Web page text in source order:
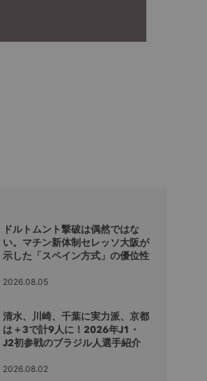
ドルトムント撃破は偶然ではな
い。マチン新体制セレッソ大阪が
示した「スペイン方式」の優位性
2026.08.05
清水、川崎、千葉に実力派、京都
は＋3で計9人に！2026年J1・
J2初参戦のブラジル人選手紹介
2026.08.02